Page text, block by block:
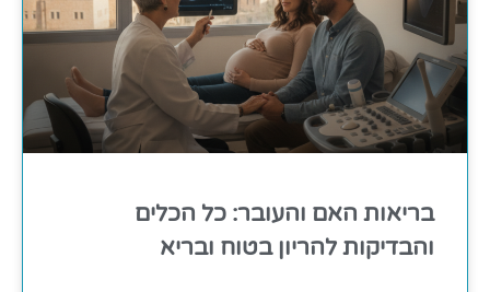
בריאות האם והעובר: כל הכלים
והבדיקות להריון בטוח ובריא